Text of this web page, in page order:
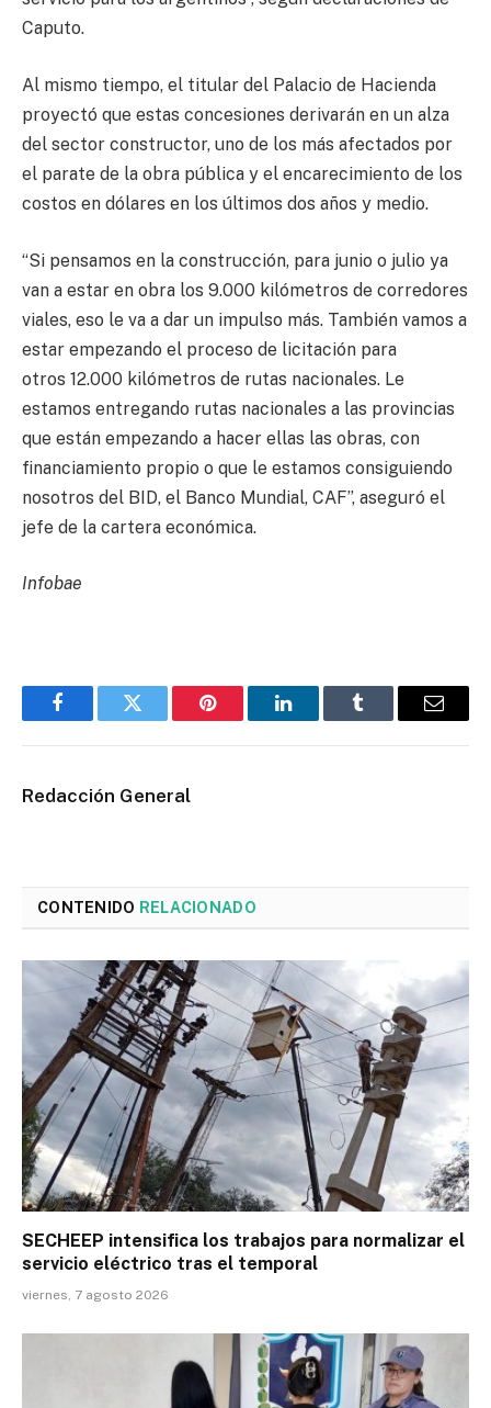
Caputo.
Al mismo tiempo, el titular del Palacio de Hacienda
proyectó que estas concesiones derivarán en un alza
del sector constructor, uno de los más afectados por
el parate de la obra pública y el encarecimiento de los
costos en dólares en los últimos dos años y medio.
“Si pensamos en la construcción, para junio o julio ya
van a estar en obra los 9.000 kilómetros de corredores
viales, eso le va a dar un impulso más. También vamos a
estar empezando el proceso de licitación para
otros 12.000 kilómetros de rutas nacionales. Le
estamos entregando rutas nacionales a las provincias
que están empezando a hacer ellas las obras, con
financiamiento propio o que le estamos consiguiendo
nosotros del BID, el Banco Mundial, CAF”, aseguró el
jefe de la cartera económica.
Infobae
FacebookTwitter Pinterest LinkedInTumblr Email
Redacción General
CONTENIDO RELACIONADO
SECHEEP intensifica los trabajos para normalizar el
servicio eléctrico tras el temporal
viernes, 7 agosto 2026